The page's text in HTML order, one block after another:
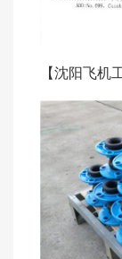
【沈阳飞机